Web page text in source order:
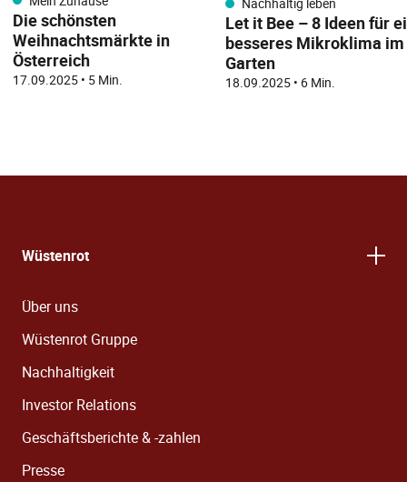
Die schönsten
Weihnachtsmärkte in
Österreich
17.09.2025• 5 Min.
Let it Bee – 8 Ideen für
besseres Mikroklima im
Garten
18.09.2025 • 6 Min.
Wüstenrot
Über uns
Wüstenrot Gruppe
Nachhaltigkeit
Investor Relations
Geschäftsberichte & -zahlen
Presse